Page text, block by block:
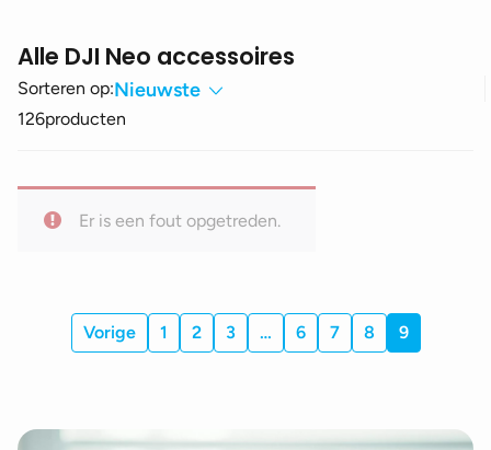
Alle DJI Neo accessoires
Sorteren op:Nieuwste
126producten
Er is een fout opgetreden.
Vorige 1 2 3 … 6 7 8 9